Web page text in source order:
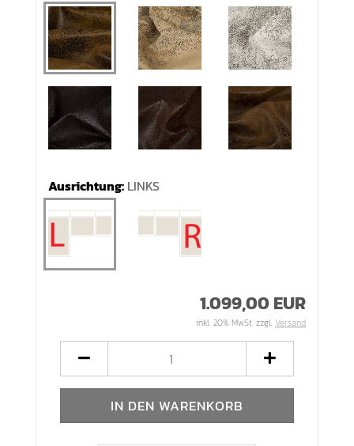
Ausrichtung: LINKS
1.099,00 EUR
inkl. 20% MwSt. zzgl. Versand